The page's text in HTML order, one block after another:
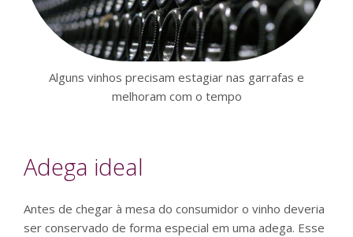
Alguns vinhos precisam estagiar nas garrafas e
melhoram com o tempo
Adega ideal
Antes de chegar à mesa do consumidor o vinho deveria
ser conservado de forma especial em uma adega. Esse